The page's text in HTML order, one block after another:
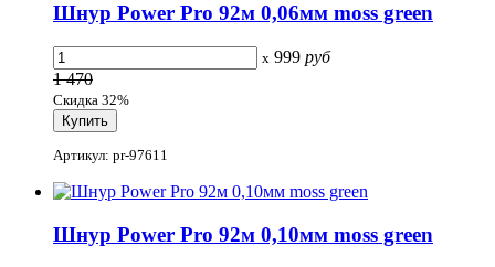
Шнур Power Pro 92м 0,06мм moss green
x 999 руб
1 470
Скидка 32%
Артикул: pr-97611
Шнур Power Pro 92м 0,10мм moss green